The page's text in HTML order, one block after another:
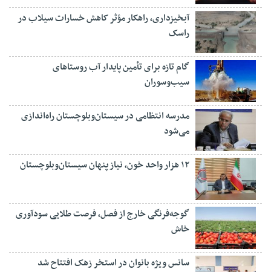
آبخیزداری، راهکار مؤثر کاهش خسارات سیلاب در
راسک
گام تازه برای تأمین پایدار آب روستاهای
سیب‌وسوران
مدرسه انتظامی در سیستان‌وبلوچستان راه‌اندازی
می‌شود
۱۲ هزار واحد خون، نیاز پنهان سیستان‌وبلوچستان
گوجه‌فرنگی خارج از فصل، فرصت طلایی سودآوری
خاش
سانس ویژه بانوان در استخر زهک افتتاح شد